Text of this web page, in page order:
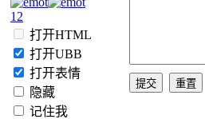
1 2
打开HTML
打开UBB
打开表情
隐藏
记住我